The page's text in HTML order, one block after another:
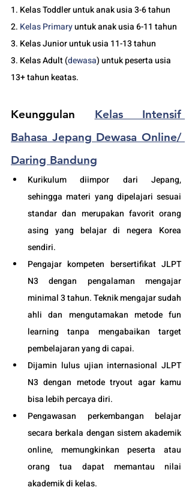
1. Kelas Toddler untuk anak usia 3-6 tahun
2. Kelas Primary untuk anak usia 6-11 tahun
3. Kelas Junior untuk usia 11-13 tahun
3. Kelas Adult (dewasa) untuk peserta usia
13+ tahun keatas.
Keunggulan Kelas Intensif
Bahasa Jepang Dewasa Online/
Daring Bandung
Kurikulum diimpor dari Jepang,
sehingga materi yang dipelajari sesuai
standar dan merupakan favorit orang
asing yang belajar di negera Korea
sendiri.
Pengajar kompeten bersertifikat JLPT
N3 dengan pengalaman mengajar
minimal 3 tahun. Teknik mengajar sudah
ahli dan mengutamakan metode fun
learning tanpa mengabaikan target
pembelajaran yang di capai.
Dijamin lulus ujian internasional JLPT
N3 dengan metode tryout agar kamu
bisa lebih percaya diri.
Pengawasan perkembangan belajar
secara berkala dengan sistem akademik
online, memungkinkan peserta atau
orang tua dapat memantau nilai
akademik di kelas.